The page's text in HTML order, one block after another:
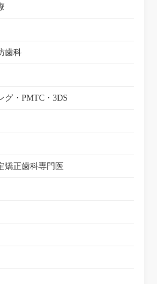
歯科
グ・PMTC・3DS
矯正歯科専門医